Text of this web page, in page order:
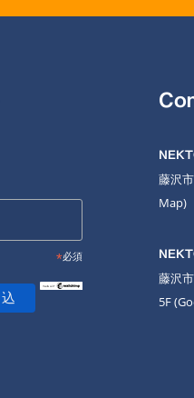
*必須
藤沢
Map)
藤沢
5F